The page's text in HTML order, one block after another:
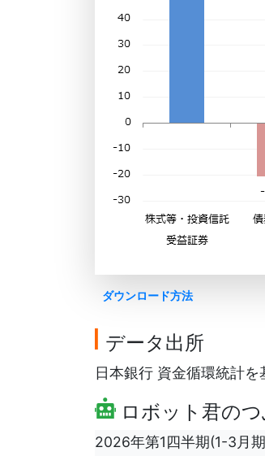
ダウンロード方法
データ出所
日本銀行 資金循環統計
ロボット君のつ
2026年第1四半期(1-3月